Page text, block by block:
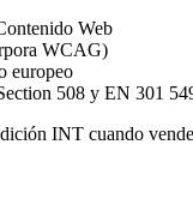
Web
WCAG)
europeo
508 y EN 301
INT cuando